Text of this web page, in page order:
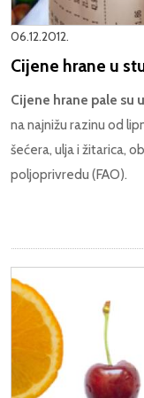
06.12.2012.
Cijene hrane u
Cijene hrane pale su
na najnižu razinu od
šećera, ulja i žitarica,
poljoprivredu (FAO).